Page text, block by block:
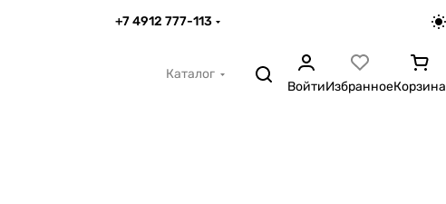
+7 4912 777-113
Каталог
ВойтиИзбранноеКорзина